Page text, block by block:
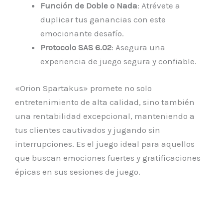
Función de Doble o Nada: Atrévete a
duplicar tus ganancias con este
emocionante desafío.
Protocolo SAS 6.02: Asegura una
experiencia de juego segura y confiable.
«Orion Spartakus» promete no solo
entretenimiento de alta calidad, sino también
una rentabilidad excepcional, manteniendo a
tus clientes cautivados y jugando sin
interrupciones. Es el juego ideal para aquellos
que buscan emociones fuertes y gratificaciones
épicas en sus sesiones de juego.